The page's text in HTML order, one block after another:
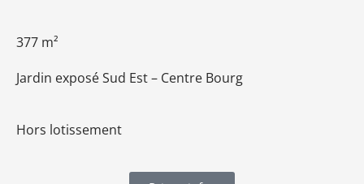
377 m²
Jardin exposé Sud Est – Centre Bourg
Hors lotissement